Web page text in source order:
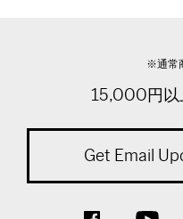
※通常
15,000円以
Get Email